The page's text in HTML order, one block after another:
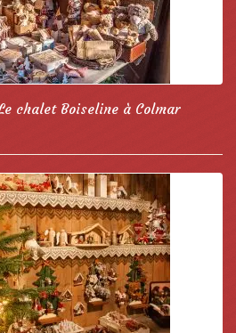
chalet Boiseline à Colmar